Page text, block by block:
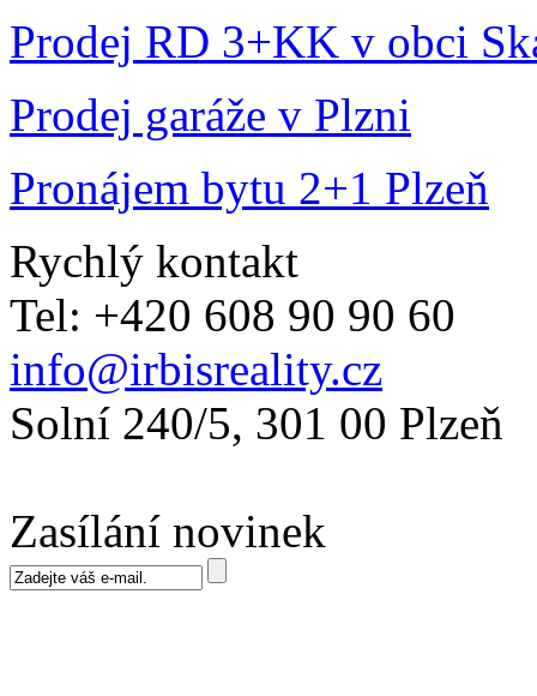
Prodej RD 3+KK v obci
Prodej garáže v Plzni
Pronájem bytu 2+1 Plzeň
Rychlý kontakt
Tel: +420 608 90 90 60
info@irbisreality.cz
Solní 240/5, 301 00 Plzeň
Zasílání novinek